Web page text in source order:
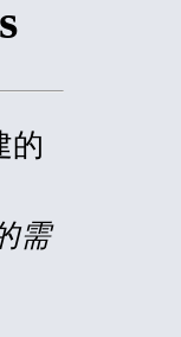
的
需